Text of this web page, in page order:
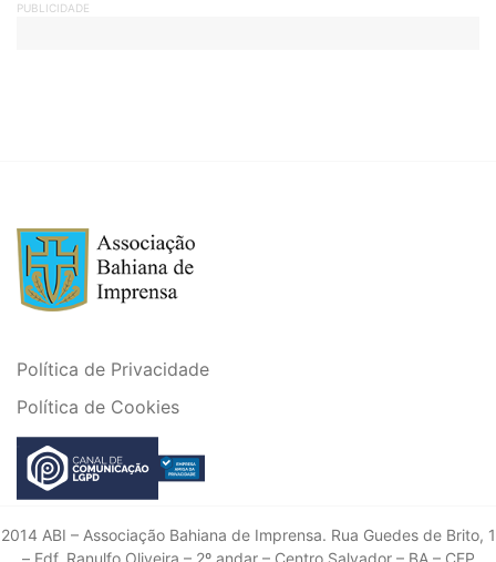
PUBLICIDADE
Política de Privacidade
Política de Cookies
2014 ABI – Associação Bahiana de Imprensa. Rua Guedes de Brito, 1
– Edf. Ranulfo Oliveira – 2º andar – Centro Salvador – BA – CEP